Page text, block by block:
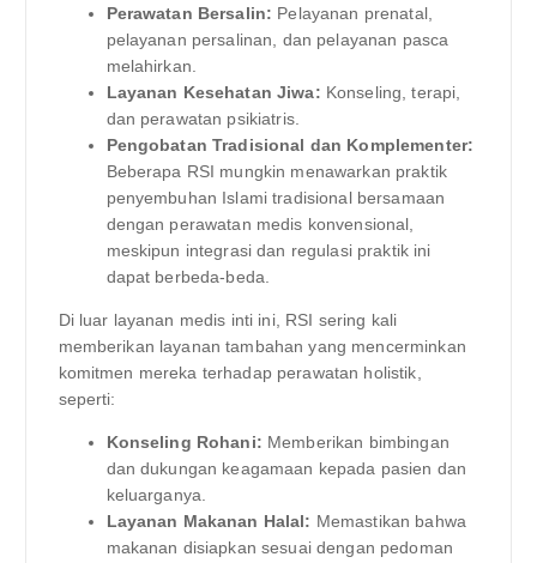
Perawatan Bersalin: Pelayanan prenatal,
pelayanan persalinan, dan pelayanan pasca
melahirkan.
Layanan Kesehatan Jiwa: Konseling, terapi,
dan perawatan psikiatris.
Pengobatan Tradisional dan Komplementer:
Beberapa RSI mungkin menawarkan praktik
penyembuhan Islami tradisional bersamaan
dengan perawatan medis konvensional,
meskipun integrasi dan regulasi praktik ini
dapat berbeda-beda.
Di luar layanan medis inti ini, RSI sering kali
memberikan layanan tambahan yang mencerminkan
komitmen mereka terhadap perawatan holistik,
seperti:
Konseling Rohani: Memberikan bimbingan
dan dukungan keagamaan kepada pasien dan
keluarganya.
Layanan Makanan Halal: Memastikan bahwa
makanan disiapkan sesuai dengan pedoman